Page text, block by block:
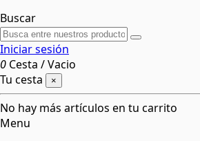
Buscar
Iniciar sesión
0 Cesta /Vacio
Tu cesta
×
No hay más artículos en tu carrito
Menu